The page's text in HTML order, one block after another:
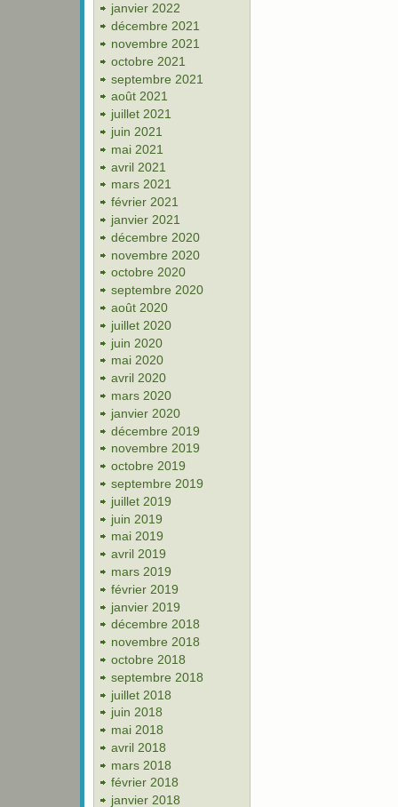
janvier 2022
décembre 2021
novembre 2021
octobre 2021
septembre 2021
août 2021
juillet 2021
juin 2021
mai 2021
avril 2021
mars 2021
février 2021
janvier 2021
décembre 2020
novembre 2020
octobre 2020
septembre 2020
août 2020
juillet 2020
juin 2020
mai 2020
avril 2020
mars 2020
janvier 2020
décembre 2019
novembre 2019
octobre 2019
septembre 2019
juillet 2019
juin 2019
mai 2019
avril 2019
mars 2019
février 2019
janvier 2019
décembre 2018
novembre 2018
octobre 2018
septembre 2018
juillet 2018
juin 2018
mai 2018
avril 2018
mars 2018
février 2018
janvier 2018